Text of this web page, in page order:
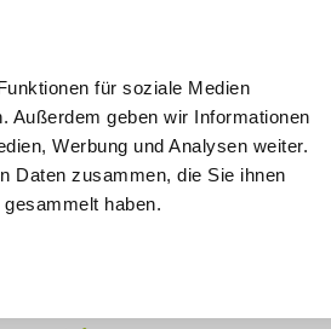
für soziale Medien
Außerdem geben wir Informationen
Werbung und Analysen weiter.
Daten zusammen, die Sie ihnen
haben.
Gutscheine